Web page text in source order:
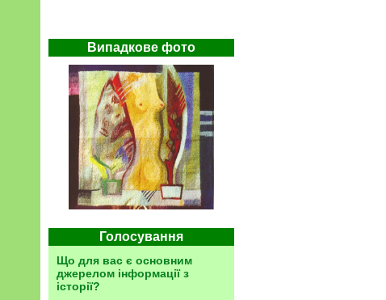
Випадкове фото
Голосування
Що для вас є основним
джерелом інформації з
історії?